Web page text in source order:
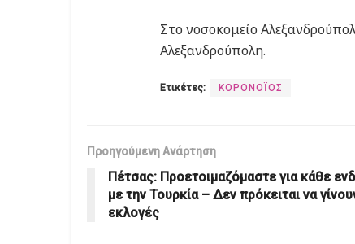
Στο νοσοκομείο
Αλεξανδρούπολη.
Ετικέτες: ΚΟΡΟΝΟΪΟΣ
Προηγούμενη Ανάρτηση
Πέτσας: Προετοιμαζόμαστε για κάθε
με την Τουρκία – Δεν πρόκειται να
εκλογές